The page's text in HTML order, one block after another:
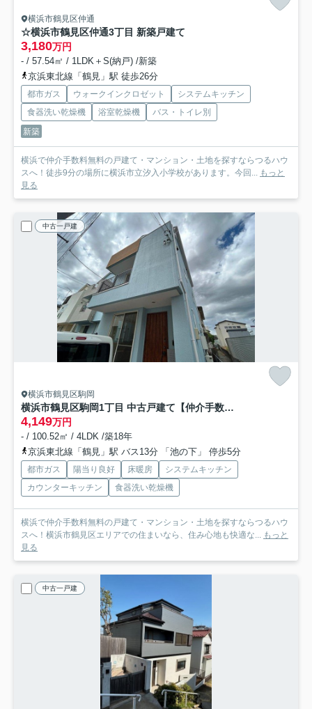
横浜市鶴見区仲通
☆横浜市鶴見区仲通3丁目 新築戸建て
3,180万円
- / 57.54㎡ / 1LDK＋S(納戸) /新築
京浜東北線「鶴見」駅 徒歩26分
都市ガス ウォークインクロゼット
システムキッチン
食器洗い乾燥機
浴室乾燥機
バス・トイレ別
新築
横浜で仲介手数料無料の戸建て・マンション・土地を探すならつるハウ
スへ！徒歩9分の場所に横浜市立汐入小学校があります。今回...
もっと
見る
中古一戸建
横浜市鶴見区駒岡
横浜市鶴見区駒岡1丁目 中古戸建て【仲介手数料半額】
4,149万円
- / 100.52㎡ / 4LDK /築18年
京浜東北線「鶴見」駅 バス13分 「池の下」 停歩5分
都市ガス 陽当り良好 床暖房
システムキッチン
カウンターキッチン
食器洗い乾燥機
横浜で仲介手数料無料の戸建て・マンション・土地を探すならつるハウ
スへ！横浜市鶴見区エリアでの住まいなら、住み心地も快適な...
もっと
見る
中古一戸建